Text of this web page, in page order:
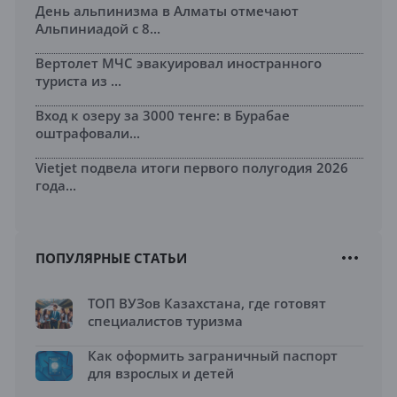
День альпинизма в Алматы отмечают
Альпиниадой с 8...
Вертолет МЧС эвакуировал иностранного
туриста из ...
Вход к озеру за 3000 тенге: в Бурабае
оштрафовали...
Vietjet подвела итоги первого полугодия 2026
года...
ПОПУЛЯРНЫЕ СТАТЬИ
ТОП ВУЗов Казахстана, где готовят
специалистов туризма
Как оформить заграничный паспорт
для взрослых и детей